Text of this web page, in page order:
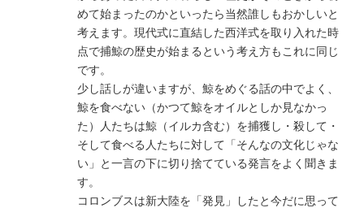
めて始まったのかといったら当然誰しもおかしいと
考えます。現代式に直結した西洋式を取り入れた時
点で捕鯨の歴史が始まるという考え方もこれに同じ
です。
少し話しが違いますが、鯨をめぐる話の中でよく、
鯨を食べない（かつて鯨をオイルとしか見なかっ
た）人たちは鯨（イルカ含む）を捕獲し・殺して・
そして食べる人たちに対して「そんなの文化じゃな
い」と一言の下に切り捨てている発言をよく聞きま
す。
コロンブスは新大陸を「発見」したと今だに思って